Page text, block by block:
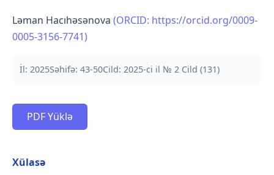
Ləman Hacıhəsənova (ORCID: https://orcid.org/0009-
0005-3156-7741)
İl: 2025Səhifə: 43-50Cild: 2025-ci il № 2 Cild (131)
PDF Yüklə
Xülasə